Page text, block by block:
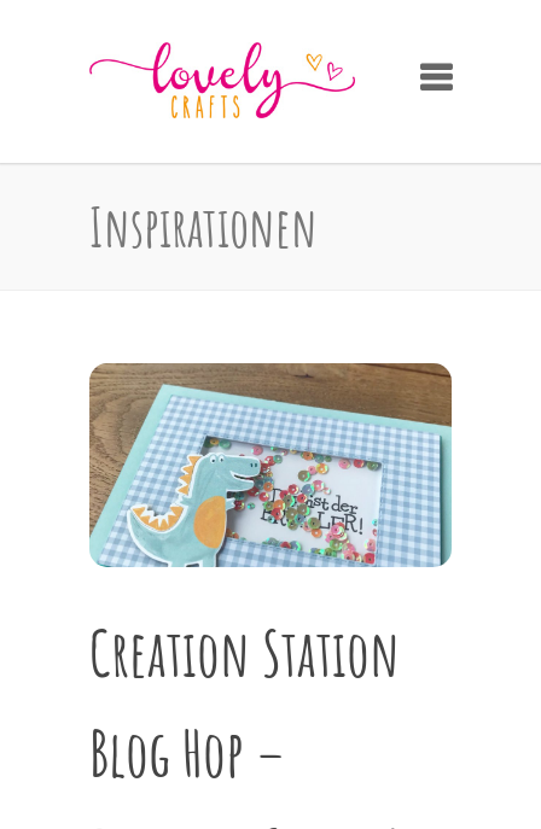
Inspirationen
Creation Station
Blog Hop –